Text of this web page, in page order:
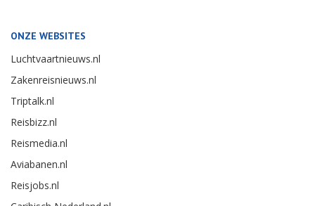
ONZE WEBSITES
Luchtvaartnieuws.nl
Zakenreisnieuws.nl
Triptalk.nl
Reisbizz.nl
Reismedia.nl
Aviabanen.nl
Reisjobs.nl